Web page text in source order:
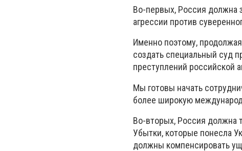
Во-первых, Россия должна
агрессии против
Именно поэтому,
создать специальный суд
преступлений российской
Мы готовы начать
более широкую
Во-вторых, Россия должна
Убытки, которые понесла
должны компенсировать